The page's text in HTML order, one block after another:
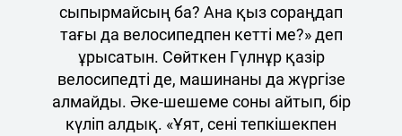
сыпырмайсың ба? Ана қыз сораңдап
тағы да велосипедпен кетті ме?» деп
ұрысатын. Сөйткен Гүлнұр қазір
велосипедті де, машинаны да жүргізе
алмайды. Әке-шешеме соны айтып, бір
күліп алдық. «Ұят, сені тепкішекпен